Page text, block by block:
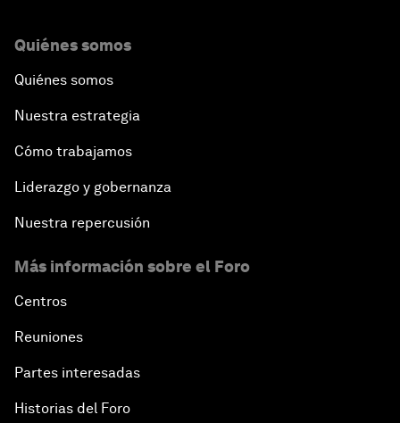
Quiénes somos
Quiénes somos
Nuestra estrategia
Cómo trabajamos
Liderazgo y gobernanza
Nuestra repercusión
Más información sobre el Foro
Centros
Reuniones
Partes interesadas
Historias del Foro